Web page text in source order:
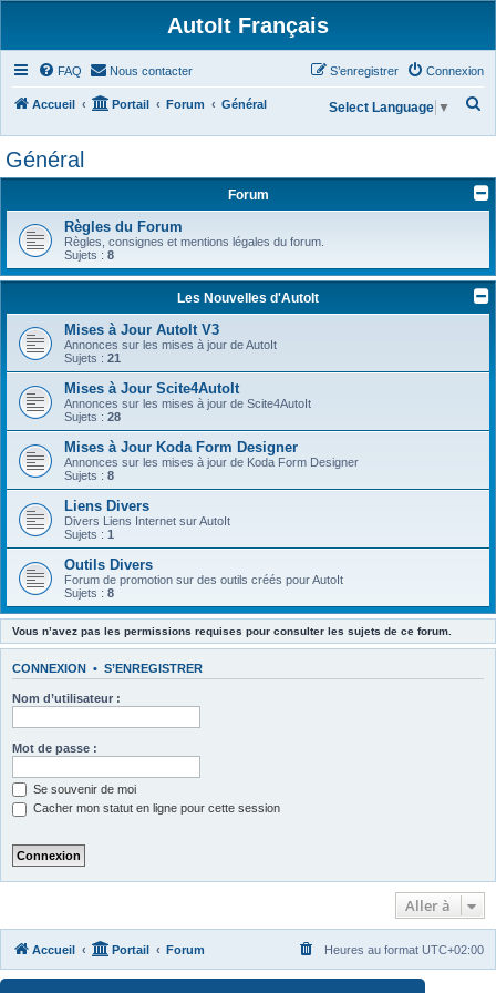
AutoIt Français
FAQ Nous contacter Connexion
S’enregistrer
Accueil Portail Forum Général
h
e
h
e
Select Language ▼
Général
Forum
Règles du Forum
Règles, consignes et mentions légales du forum.
Sujets : 8
Les Nouvelles d'AutoIt
Mises à Jour AutoIt V3
Annonces sur les mises à jour de AutoIt
Sujets : 21
Mises à Jour Scite4AutoIt
Annonces sur les mises à jour de Scite4AutoIt
Sujets : 28
Mises à Jour Koda Form Designer
Annonces sur les mises à jour de Koda Form Designer
Sujets : 8
Liens Divers
Divers Liens Internet sur AutoIt
Sujets : 1
Outils Divers
Forum de promotion sur des outils créés pour AutoIt
Sujets : 8
Vous n’avez pas les permissions requises pour consulter les sujets de ce forum.
CONNEXION • S’ENREGISTRER
Nom d’utilisateur :
Mot de passe :
Se souvenir de moi
Cacher mon statut en ligne pour cette session
Aller à
Accueil Portail Forum Heures au format UTC+02:00